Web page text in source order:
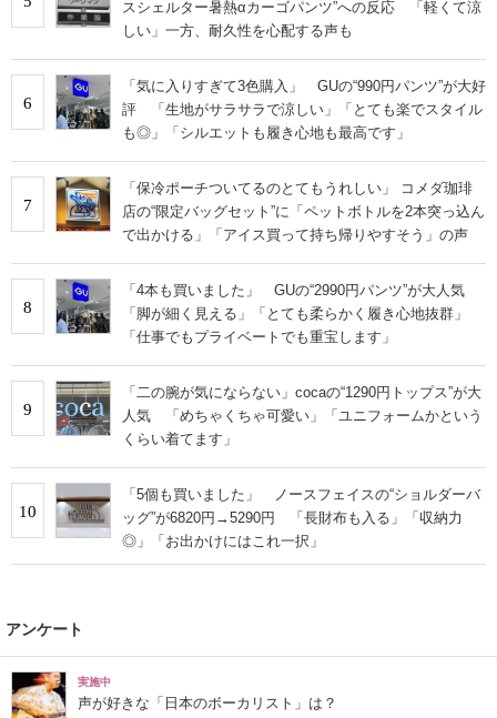
スシェルター暑熱αカーゴパンツ”への反応 「軽くて涼
しい」一方、耐久性を心配する声も
6
「気に入りすぎて3色購入」 GUの“990円パンツ”が大好
評 「生地がサラサラで涼しい」「とても楽でスタイル
も◎」「シルエットも履き心地も最高です」
7
「保冷ポーチついてるのとてもうれしい」 コメダ珈琲
店の“限定バッグセット”に「ペットボトルを2本突っ込ん
で出かける」「アイス買って持ち帰りやすそう」の声
8
「4本も買いました」 GUの“2990円パンツ”が大人気
「脚が細く見える」「とても柔らかく履き心地抜群」
「仕事でもプライベートでも重宝します」
9
「二の腕が気にならない」cocaの“1290円トップス”が大
人気 「めちゃくちゃ可愛い」「ユニフォームかという
くらい着てます」
10
「5個も買いました」 ノースフェイスの“ショルダーバ
ッグ”が6820円→5290円 「長財布も入る」「収納力
◎」「お出かけにはこれ一択」
アンケート
実施中
声が好きな「日本のボーカリスト」は？